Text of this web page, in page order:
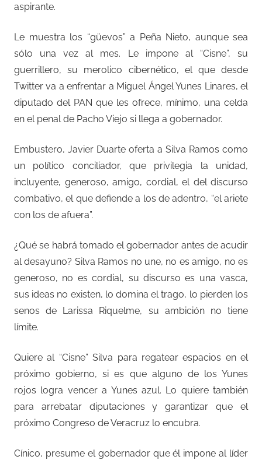
aspirante.
Le muestra los “güevos” a Peña Nieto, aunque sea
sólo una vez al mes. Le impone al “Cisne”, su
guerrillero, su merolico cibernético, el que desde
Twitter va a enfrentar a Miguel Ángel Yunes Linares, el
diputado del PAN que les ofrece, mínimo, una celda
en el penal de Pacho Viejo si llega a gobernador.
Embustero, Javier Duarte oferta a Silva Ramos como
un político conciliador, que privilegia la unidad,
incluyente, generoso, amigo, cordial, el del discurso
combativo, el que defiende a los de adentro, “el ariete
con los de afuera”.
¿Qué se habrá tomado el gobernador antes de acudir
al desayuno? Silva Ramos no une, no es amigo, no es
generoso, no es cordial, su discurso es una vasca,
sus ideas no existen, lo domina el trago, lo pierden los
senos de Larissa Riquelme, su ambición no tiene
límite.
Quiere al “Cisne” Silva para regatear espacios en el
próximo gobierno, si es que alguno de los Yunes
rojos logra vencer a Yunes azul. Lo quiere también
para arrebatar diputaciones y garantizar que el
próximo Congreso de Veracruz lo encubra.
Cínico, presume el gobernador que él impone al líder